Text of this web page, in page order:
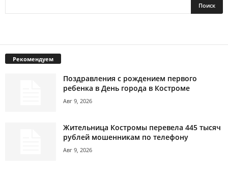
Рекомендуем
Поздравления с рождением первого
ребенка в День города в Костроме
Авг 9, 2026
Жительница Костромы перевела 445 тысяч
рублей мошенникам по телефону
Авг 9, 2026